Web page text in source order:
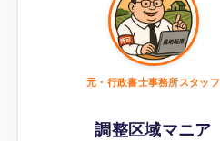
元・行政書士事務所スタッフ
調整区域マニア